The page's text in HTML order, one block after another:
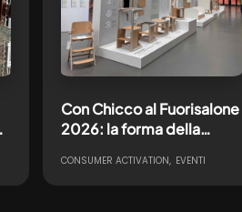
CONSUMER ACTIVATION EVENTI
Con Chicco al Fuorisalone
2026: la forma della
all’ADI Design Museum